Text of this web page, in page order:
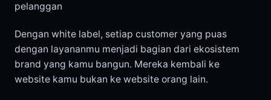
pelanggan
Dengan white label, setiap customer yang puas
dengan layananmu menjadi bagian dari ekosistem
brand yang kamu bangun. Mereka kembali ke
website kamu bukan ke website orang lain.